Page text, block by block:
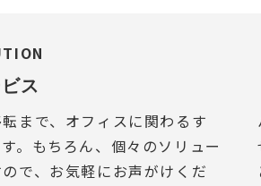
ス
まで、オフィスに関わるす
。もちろん、個々のソリュー
で、お気軽にお声がけくだ